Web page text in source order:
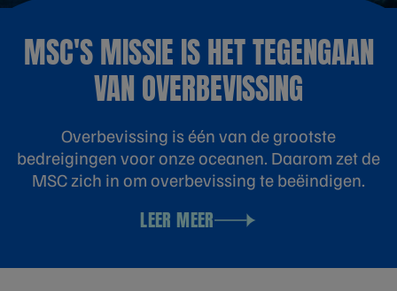
MSC'S MISSIE IS HET TEGENGAAN
VAN OVERBEVISSING
Overbevissing is één van de grootste
bedreigingen voor onze oceanen. Daarom zet de
MSC zich in om overbevissing te beëindigen.
LEER MEER